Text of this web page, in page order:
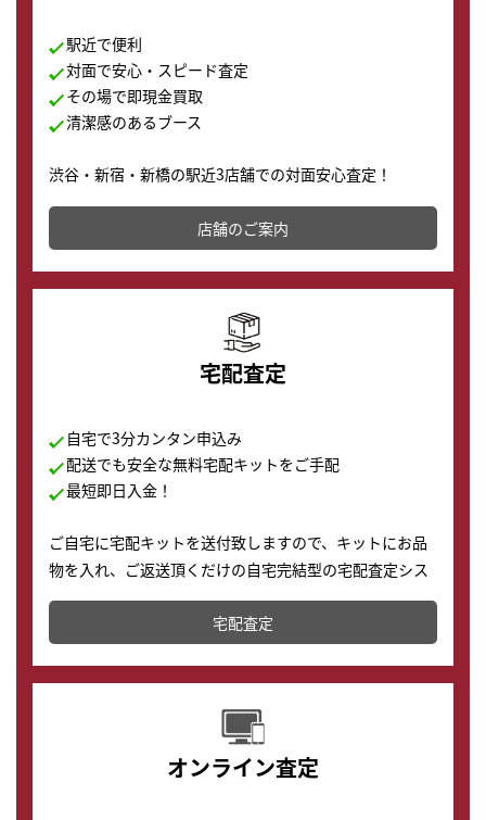
駅近で便利
対面で安心・スピード査定
その場で即現金買取
清潔感のあるブース
渋谷・新宿・新橋の駅近3店舗での対面安心査定！
その場で現金買取致します。渋谷本店では、時計販売の
店舗を併設しており、下取りに出してお得に新しい時計
の購入もできます♪
店舗のご案内
宅配査定
自宅で3分カンタン申込み
配送でも安全な無料宅配キットをご手配
最短即日入金！
ご自宅に宅配キットを送付致しますので、キットにお品
物を入れ、ご返送頂くだけの自宅完結型の宅配査定シス
テムです。
配送でも簡単&安全に査定・買取に出すことが可能で
す。
宅配査定
オンライン査定